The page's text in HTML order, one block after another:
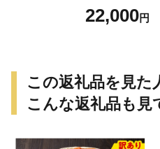
入 ※2026年12月上旬〜2027
年2月上旬頃順次発送予定
22,000円
この返礼品を見た
こんな返礼品も見